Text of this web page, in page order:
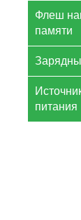
Флеш
памяти
питания